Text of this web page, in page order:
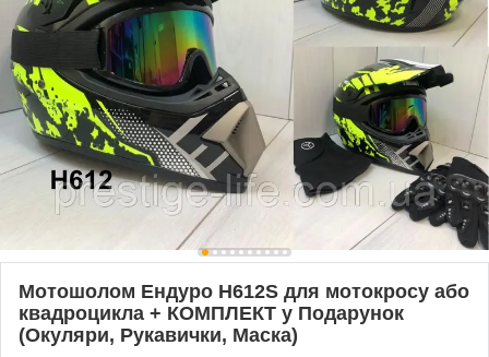
Мотошолом Ендуро H612S для мотокросу або
квадроцикла + КОМПЛЕКТ у Подарунок
(Окуляри, Рукавички, Маска)